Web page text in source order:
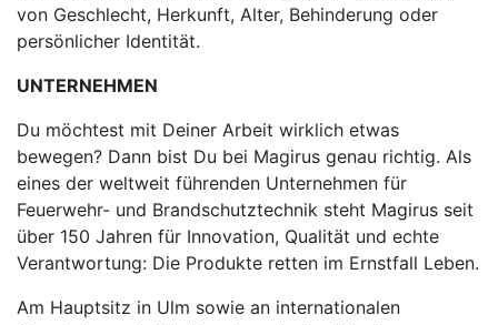
von Geschlecht, Herkunft, Alter, Behinderung oder
persönlicher Identität.
UNTERNEHMEN
Du möchtest mit Deiner Arbeit wirklich etwas
bewegen? Dann bist Du bei Magirus genau richtig. Als
eines der weltweit führenden Unternehmen für
Feuerwehr- und Brandschutztechnik steht Magirus seit
über 150 Jahren für Innovation, Qualität und echte
Verantwortung: Die Produkte retten im Ernstfall Leben.
Am Hauptsitz in Ulm sowie an internationalen